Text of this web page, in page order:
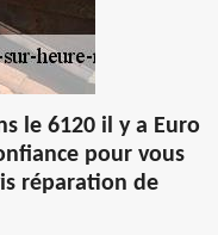
le 6120 il y a Euro
pour vous
réparation de